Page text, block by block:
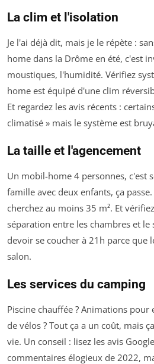
La clim et l'isolation
Je l'ai déjà dit, mais je le répète :
home dans la Drôme en été, c'est
moustiques, l'humidité. Vérifiez
home est équipé d'une clim
Et regardez les avis récents :
climatisé » mais le système est
La taille et l'agencement
Un mobil-home 4 personnes, c'est
famille avec deux enfants, ça
cherchez au moins 35 m². Et
séparation entre les chambres et le
devoir se coucher à 21h parce que
salon.
Les services du camping
Piscine chauffée ? Animations pour
de vélos ? Tout ça a un coût, mais
vie. Un conseil : lisez les avis
commentaires élogieux de 2022,